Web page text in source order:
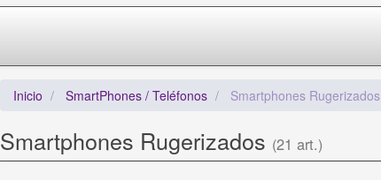
Inicio SmartPhones / Teléfonos Smartphones Rugerizados
Smartphones Rugerizados (21 art.)